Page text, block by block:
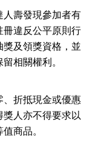
人壽發現參加者有
冊違反公平原則行
獎及領獎資格，並
相關權利。
、折抵現金或優惠
獎人亦不得要求以
商品。